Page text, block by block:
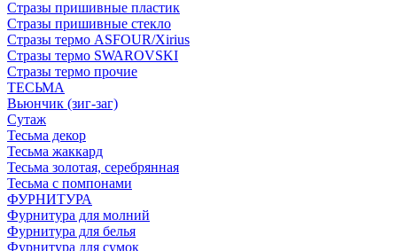
Стразы пришивные пластик
Стразы пришивные стекло
Стразы термо ASFOUR/Xirius
Стразы термо SWAROVSKI
Стразы термо прочие
ТЕСЬМА
Вьюнчик (зиг-заг)
Сутаж
Тесьма декор
Тесьма жаккард
Тесьма золотая, серебрянная
Тесьма с помпонами
ФУРНИТУРА
Фурнитура для молний
Фурнитура для белья
Фурнитура для сумок